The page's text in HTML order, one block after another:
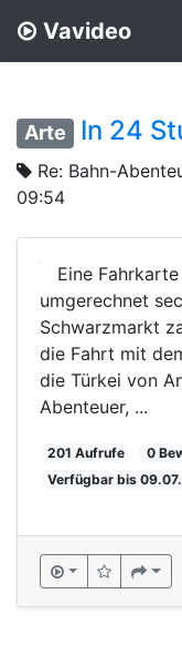
Vavideo
Arte In 24
Re: Bahn-
09:54
Eine
umgerechnet
Schwarzmarkt
die Fahrt mit
die Türkei von
Abenteuer, ...
201 Aufrufe 0
Verfügbar bis